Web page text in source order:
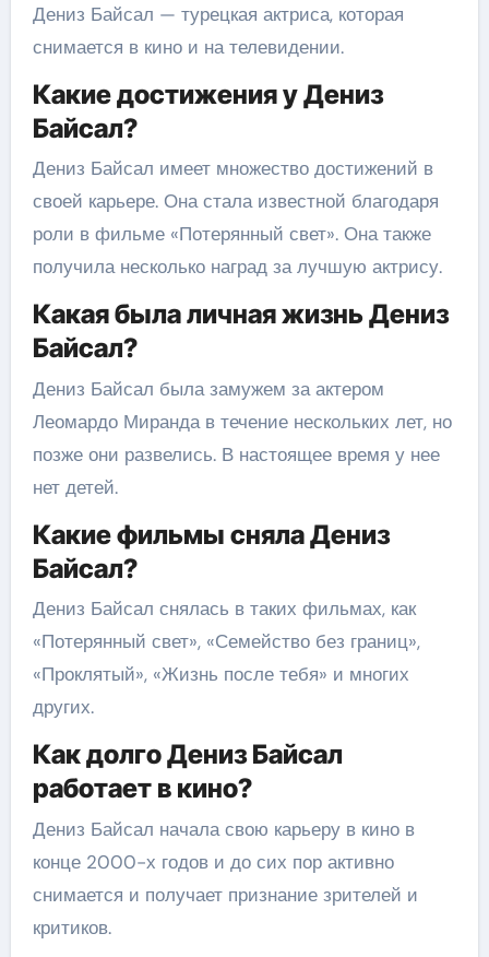
Дениз Байсал — турецкая актриса, которая
снимается в кино и на телевидении.
Какие достижения у Дениз
Байсал?
Дениз Байсал имеет множество достижений в
своей карьере. Она стала известной благодаря
роли в фильме «Потерянный свет». Она также
получила несколько наград за лучшую актрису.
Какая была личная жизнь Дениз
Байсал?
Дениз Байсал была замужем за актером
Леомардо Миранда в течение нескольких лет, но
позже они развелись. В настоящее время у нее
нет детей.
Какие фильмы сняла Дениз
Байсал?
Дениз Байсал снялась в таких фильмах, как
«Потерянный свет», «Семейство без границ»,
«Проклятый», «Жизнь после тебя» и многих
других.
Как долго Дениз Байсал
работает в кино?
Дениз Байсал начала свою карьеру в кино в
конце 2000-х годов и до сих пор активно
снимается и получает признание зрителей и
критиков.